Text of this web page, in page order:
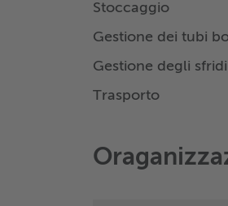
Stoccaggio
Gestione dei tubi
Gestione degli
Trasporto